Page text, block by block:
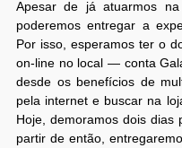
Apesar de já atuarmos
poderemos entregar a
Por isso, esperamos ter o
on-line no local — conta
desde os benefícios de
pela internet e buscar na
Hoje, demoramos dois dias
partir de então,